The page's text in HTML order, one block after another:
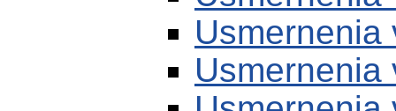
Usmernenia
Usmernenia